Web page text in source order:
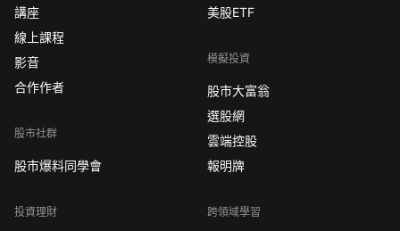
講座
線上課程
影音
合作作者
股市社群
股市爆料同學會
投資理財
美股ETF
模擬投資
股市大富翁
選股網
雲端控股
報明牌
跨領域學習